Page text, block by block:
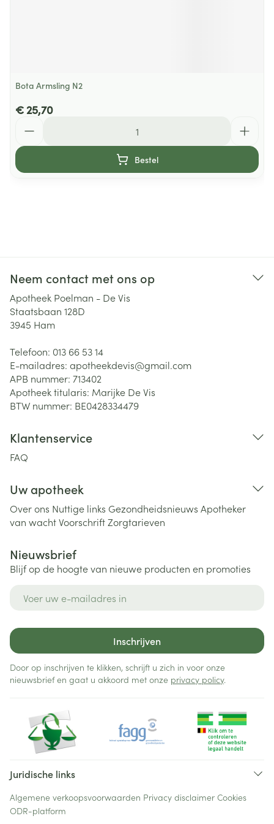
Bota Armsling N2
€ 25,70
Bestel
Neem contact met ons op
Apotheek Poelman - De Vis
Staatsbaan 128D
3945 Ham
Telefoon: 013 66 53 14
E-mailadres: apotheekdevis@gmail.com
APB nummer: 713402
Apotheek titularis: Marijke De Vis
BTW nummer: BE0428334479
Klantenservice
FAQ
Uw apotheek
Over ons Nuttige links Gezondheidsnieuws Apotheker
van wachtVoorschriftZorgtarieven
Nieuwsbrief
Blijf op de hoogte van nieuwe producten en promoties
Inschrijven
Door op inschrijven te klikken, schrijft u zich in voor onze
nieuwsbrief en gaat u akkoord met onze privacy policy.
Juridische links
Algemene verkoopsvoorwaarden Privacy disclaimer Cookies
ODR-platform